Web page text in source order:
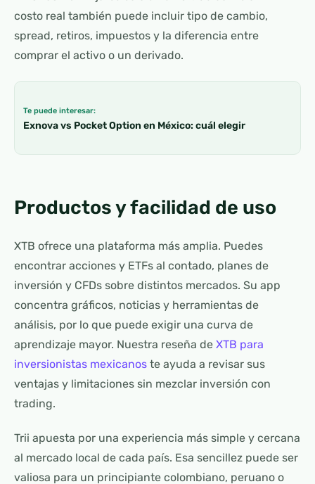
costo real también puede incluir tipo de cambio,
spread, retiros, impuestos y la diferencia entre
comprar el activo o un derivado.
Te puede interesar:
Exnova vs Pocket Option en México: cuál elegir
Productos y facilidad de uso
XTB ofrece una plataforma más amplia. Puedes
encontrar acciones y ETFs al contado, planes de
inversión y CFDs sobre distintos mercados. Su app
concentra gráficos, noticias y herramientas de
análisis, por lo que puede exigir una curva de
aprendizaje mayor. Nuestra reseña de XTB para
inversionistas mexicanos te ayuda a revisar sus
ventajas y limitaciones sin mezclar inversión con
trading.
Trii apuesta por una experiencia más simple y cercana
al mercado local de cada país. Esa sencillez puede ser
valiosa para un principiante colombiano, peruano o